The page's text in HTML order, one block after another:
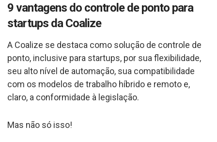
9 vantagens do controle de ponto para
startups da Coalize
A Coalize se destaca como solução de controle de
ponto, inclusive para startups, por sua flexibilidade,
seu alto nível de automação, sua compatibilidade
com os modelos de trabalho híbrido e remoto e,
claro, a conformidade à legislação.
Mas não só isso!